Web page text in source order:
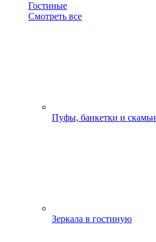
Гостиные
Смотреть все
Пуфы, банкетки и скамьи
Зеркала в гостиную